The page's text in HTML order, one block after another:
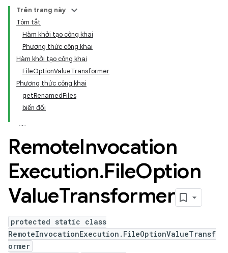
Trên trang này
Tóm tắt
Hàm khởi tạo công khai
Phương thức công khai
Hàm khởi tạo công khai
FileOptionValueTransformer
Phương thức công khai
getRenamedFiles
biến đổi
RemoteInvocation
Execution.FileOption
ValueTransformer
protected static class
RemoteInvocationExecution.FileOptionValueTransf
ormer